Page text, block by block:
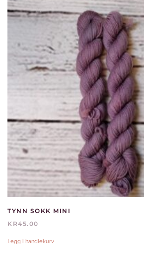
TYNN SOKK MINI
KR45.00
Legg i handlekurv